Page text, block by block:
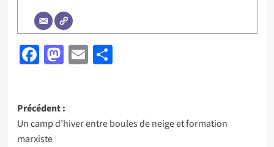
Facebook
Mastodon
EmailPartager
Navigation
d’article
Précédent :
Un camp d’hiver entre boules de neige et formation
marxiste